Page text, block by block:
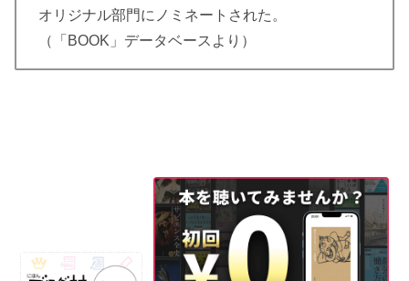
オリジナル部門にノミネートされた。
（「BOOK」データベースより）